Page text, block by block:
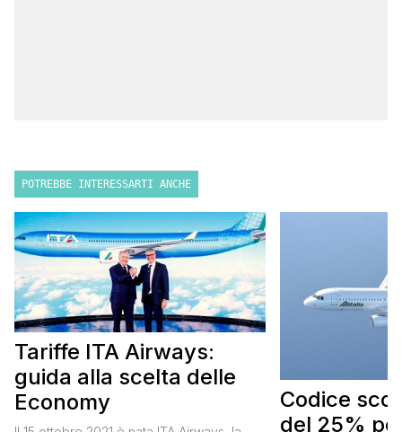
POTREBBE INTERESSARTI ANCHE
Tariffe ITA Airways:
guida alla scelta delle
Economy
Codice
del 25%